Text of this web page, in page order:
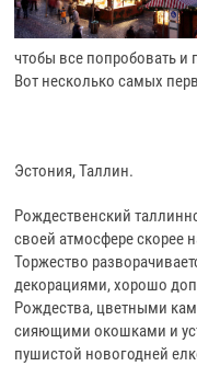
чтобы все попробовать
Вот несколько самых
Эстония, Таллин.
Рождественский
своей атмосфере скорее
Торжество
декорациями, хорошо
Рождества, цветными
сияющими окошками и
пушистой новогодней